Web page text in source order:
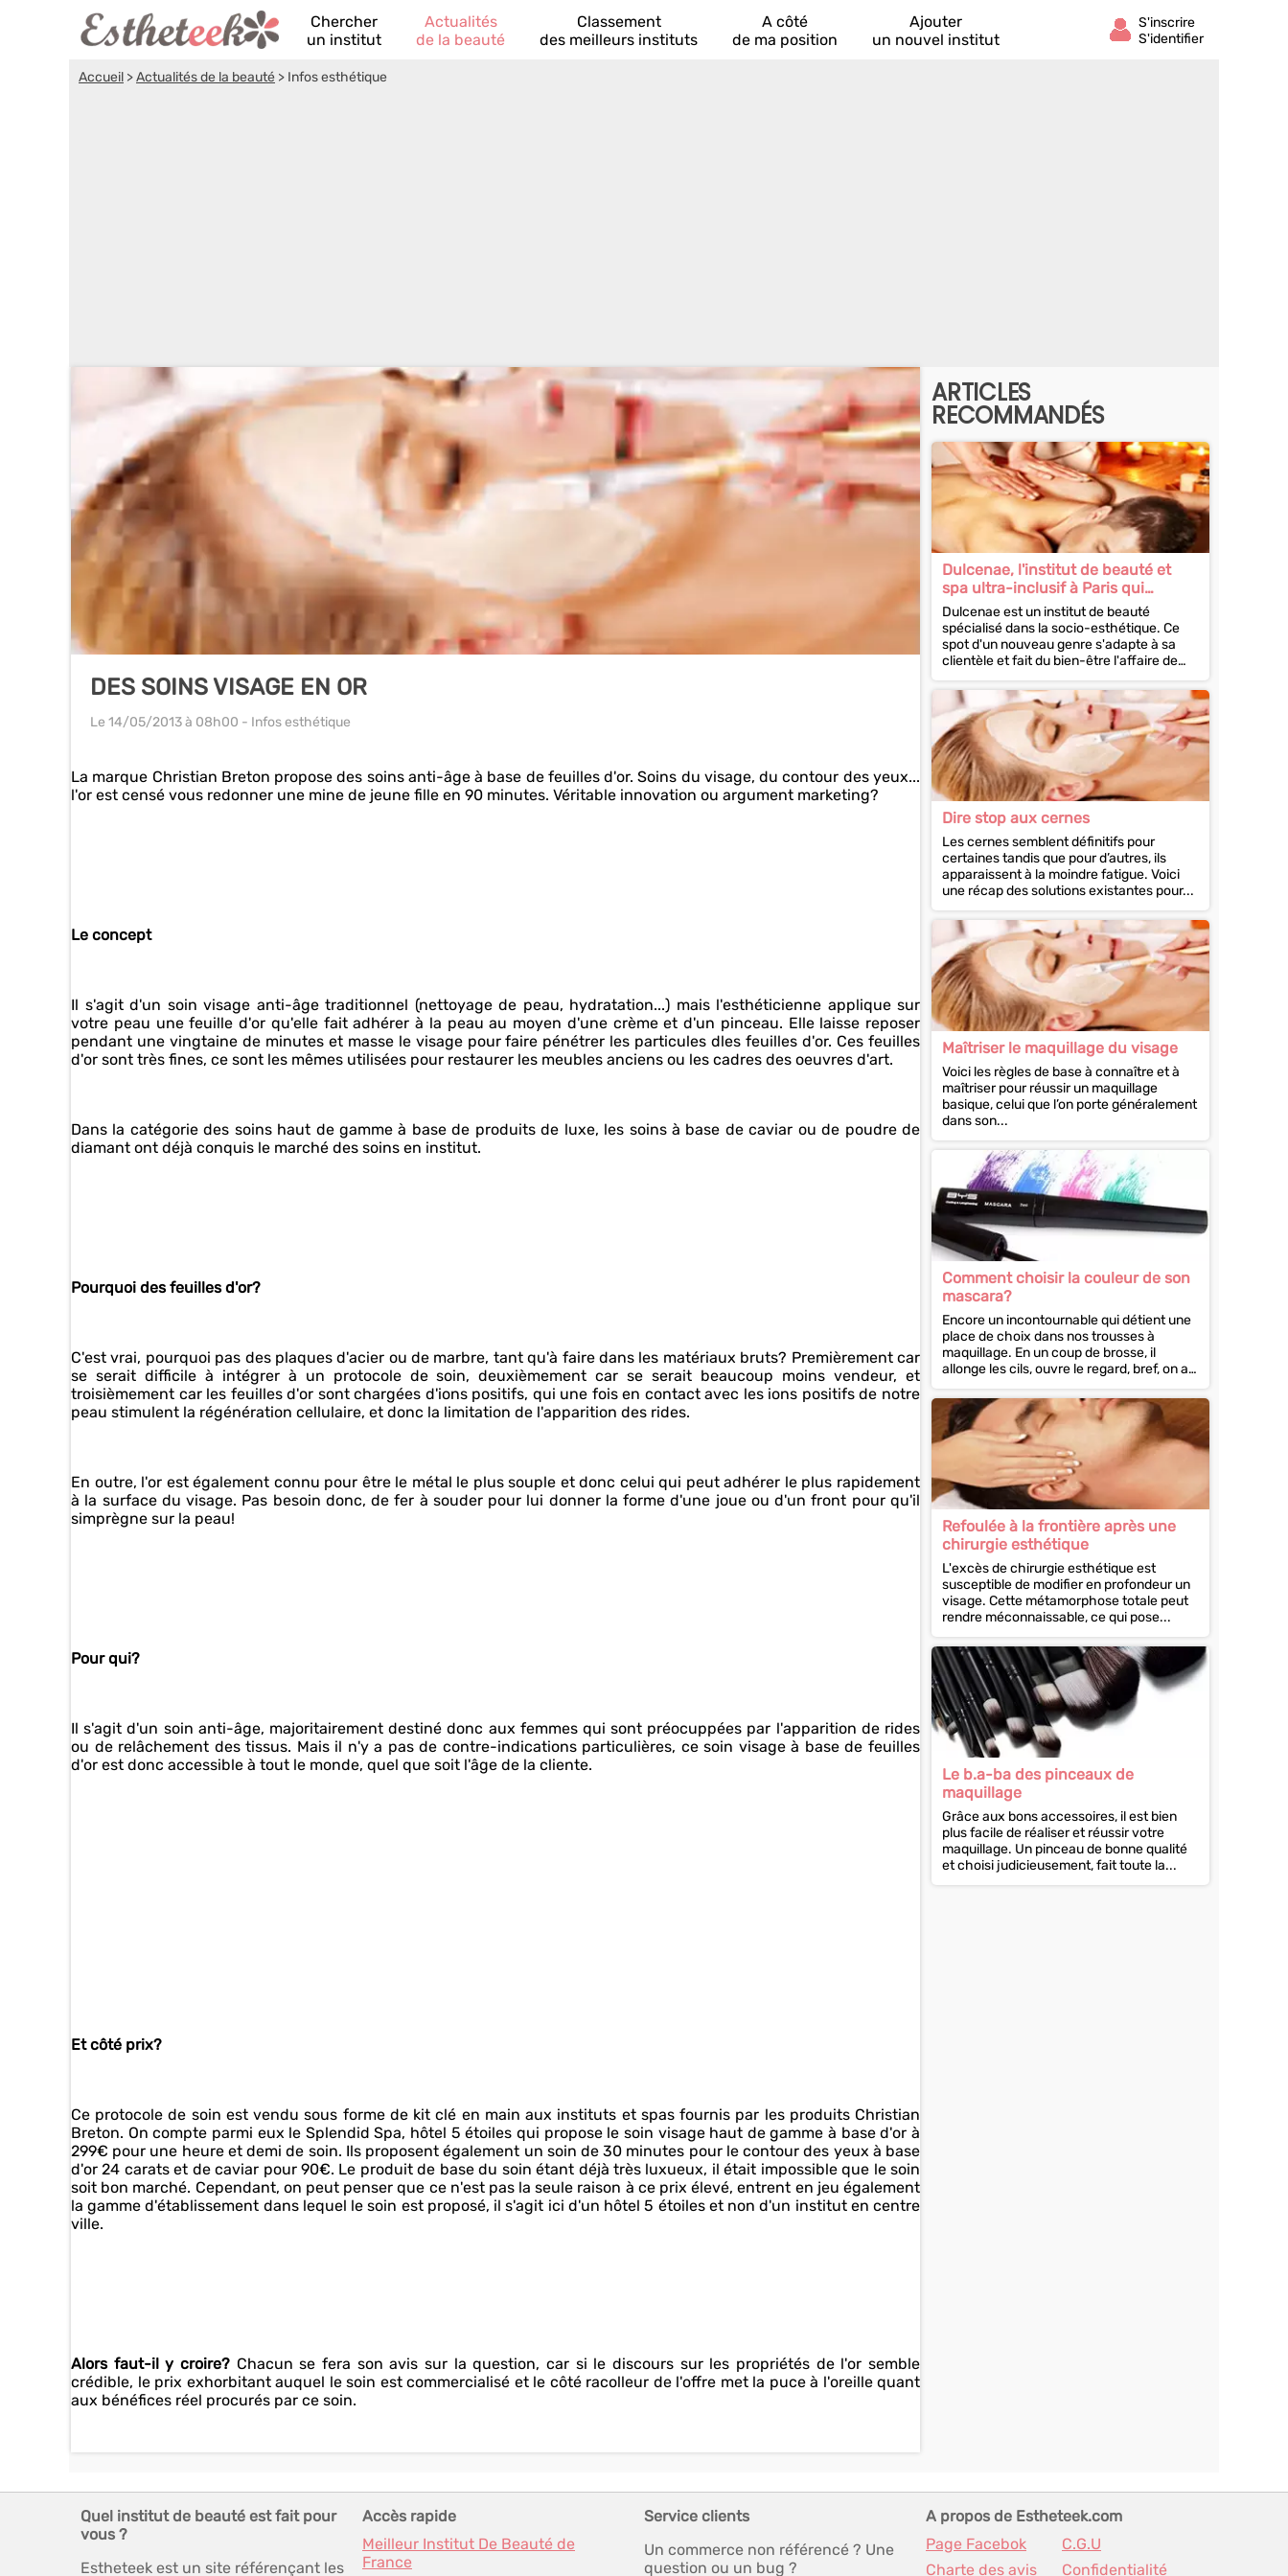
Chercher
un institut
Actualités
de la beauté
Classement
des meilleurs instituts
A côté
de ma position
Ajouter
un nouvel institut
Accueil >Actualités de la beauté > Infos esthétique
DES SOINS VISAGE EN OR
Le 14/05/2013à 08h00 - Infos esthétique
La marque Christian Breton propose des soins anti-âge à base de feuilles d'or. Soins du visage, du contour des yeux...
l'or est censé vous redonner une mine de jeune fille en 90 minutes. Véritable innovation ou argument marketing?
Le concept
Il s'agit d'un soin visage anti-âge traditionnel (nettoyage de peau, hydratation...) mais l'esthéticienne applique sur
votre peau une feuille d'or qu'elle fait adhérer à la peau au moyen d'une crème et d'un pinceau. Elle laisse reposer
pendant une vingtaine de minutes et masse le visage pour faire pénétrer les particules dles feuilles d'or. Ces feuilles
d'or sont très fines, ce sont les mêmes utilisées pour restaurer les meubles anciens ou les cadres des oeuvres d'art.
Dans la catégorie des soins haut de gamme à base de produits de luxe, les soins à base de caviar ou de poudre de
diamant ont déjà conquis le marché des soins en institut.
Pourquoi des feuilles d'or?
C'est vrai, pourquoi pas des plaques d'acier ou de marbre, tant qu'à faire dans les matériaux bruts? Premièrement car
se serait difficile à intégrer à un protocole de soin, deuxièmement car se serait beaucoup moins vendeur, et
troisièmement car les feuilles d'or sont chargées d'ions positifs, qui une fois en contact avec les ions positifs de notre
peau stimulent la régénération cellulaire, et donc la limitation de l'apparition des rides.
En outre, l'or est également connu pour être le métal le plus souple et donc celui qui peut adhérer le plus rapidement
à la surface du visage. Pas besoin donc, de fer à souder pour lui donner la forme d'une joue ou d'un front pour qu'il
simprègne sur la peau!
Pour qui?
Il s'agit d'un soin anti-âge, majoritairement destiné donc aux femmes qui sont préocuppées par l'apparition de rides
ou de relâchement des tissus. Mais il n'y a pas de contre-indications particulières, ce soin visage à base de feuilles
d'or est donc accessible à tout le monde, quel que soit l'âge de la cliente.
Et côté prix?
Ce protocole de soin est vendu sous forme de kit clé en main aux instituts et spas fournis par les produits Christian
Breton. On compte parmi eux le Splendid Spa, hôtel 5 étoiles qui propose le soin visage haut de gamme à base d'or à
299€ pour une heure et demi de soin. Ils proposent également un soin de 30 minutes pour le contour des yeux à base
d'or 24 carats et de caviar pour 90€. Le produit de base du soin étant déjà très luxueux, il était impossible que le soin
soit bon marché. Cependant, on peut penser que ce n'est pas la seule raison à ce prix élevé, entrent en jeu également
la gamme d'établissement dans lequel le soin est proposé, il s'agit ici d'un hôtel 5 étoiles et non d'un institut en centre
ville.
Alors faut-il y croire? Chacun se fera son avis sur la question, car si le discours sur les propriétés de l'or semble
crédible, le prix exhorbitant auquel le soin est commercialisé et le côté racolleur de l'offre met la puce à l'oreille quant
aux bénéfices réel procurés par ce soin.
ARTICLES
RECOMMANDÉS
Dulcenae, l'institut de beauté et
spa ultra-inclusif à Paris qui
démocratise le bien-être
Dulcenae est un institut de beauté
spécialisé dans la socio-esthétique. Ce
spot d'un nouveau genre s'adapte à sa
clientèle et fait du bien-être l'affaire de
tous. Une adresse ultra-inclusive...
Dire stop aux cernes
Les cernes semblent définitifs pour
certaines tandis que pour d’autres, ils
apparaissent à la moindre fatigue. Voici
une récap des solutions existantes pour...
Maîtriser le maquillage du visage
Voici les règles de base à connaître et à
maîtriser pour réussir un maquillage
basique, celui que l’on porte généralement
dans son...
Comment choisir la couleur de son
mascara?
Encore un incontournable qui détient une
place de choix dans nos trousses à
maquillage. En un coup de brosse, il
allonge les cils, ouvre le regard, bref, on a
du mal à...
Refoulée à la frontière après une
chirurgie esthétique
L'excès de chirurgie esthétique est
susceptible de modifier en profondeur un
visage. Cette métamorphose totale peut
rendre méconnaissable, ce qui pose...
Le b.a-ba des pinceaux de
maquillage
Grâce aux bons accessoires, il est bien
plus facile de réaliser et réussir votre
maquillage. Un pinceau de bonne qualité
et choisi judicieusement, fait toute la...
Quel institut de beauté est fait pour
vous ?
Estheteek est un site référençant les
Accès rapide
Meilleur Institut De Beauté de
France
Service clients
Un commerce non référencé ? Une
question ou un bug ?
A propos de Estheteek.com
Page Facebok
C.G.U
Charte des avis
Confidentialité